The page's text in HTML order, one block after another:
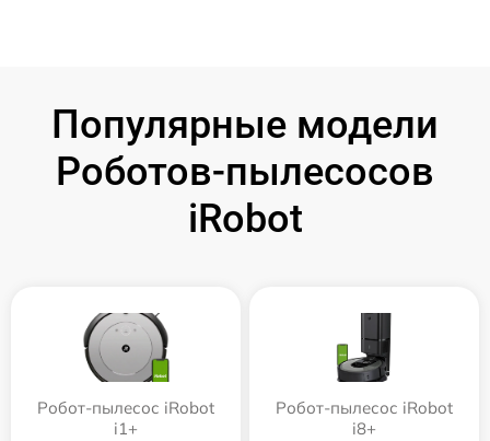
Популярные модели
Роботов-пылесосов
iRobot
Робот-пылесос iRobot
i1+
Робот-пылесос iRobot
i8+